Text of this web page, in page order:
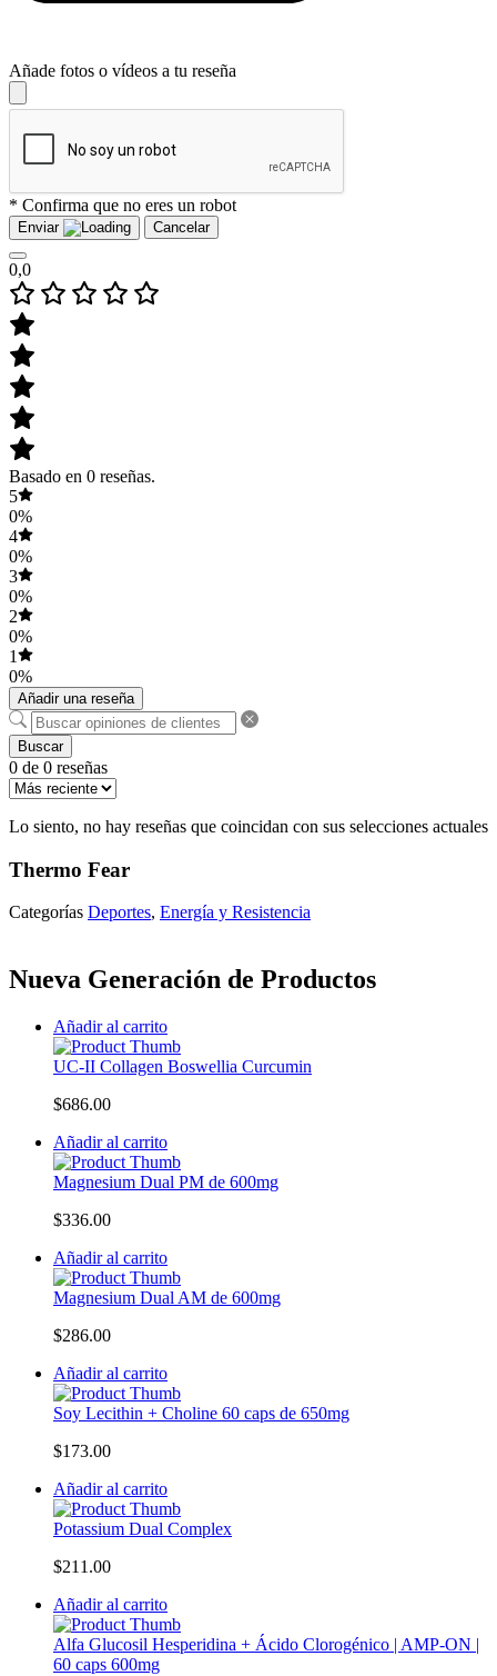
Añade fotos o vídeos a tu reseña
* Confirma que no eres un robot
Enviar Cancelar
0,0
Basado en 0 reseñas.
5
0%
4
0%
3
0%
2
0%
1
0%
Añadir una reseña
Buscar
0 de 0 reseñas
Lo siento, no hay reseñas que coincidan con sus selecciones actuales
Thermo Fear
Categorías Deportes, Energía y Resistencia
Nueva Generación de Productos
Añadir al carrito
UC-II Collagen Boswellia Curcumin
$686.00
Añadir al carrito
Magnesium Dual PM de 600mg
$336.00
Añadir al carrito
Magnesium Dual AM de 600mg
$286.00
Añadir al carrito
Soy Lecithin + Choline 60 caps de 650mg
$173.00
Añadir al carrito
Potassium Dual Complex
$211.00
Añadir al carrito
Alfa Glucosil Hesperidina + Ácido Clorogénico | AMP-ON |
60 caps 600mg